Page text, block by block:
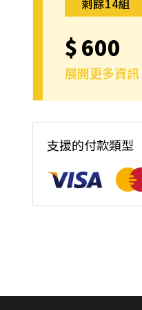
剩餘14組
$600
展開更多資訊
支援的付款類型